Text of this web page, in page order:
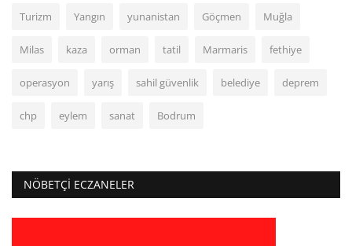
Turizm Yangın yunanistan Göçmen Muğla
Milas kaza orman tatil Marmaris fethiye
operasyon yarış sahil güvenlik belediye deprem
chp eylem sanat Bodrum
NÖBETÇI ECZANELER